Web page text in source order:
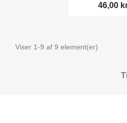
46,00
Viser 1-9 af 9 element(er)